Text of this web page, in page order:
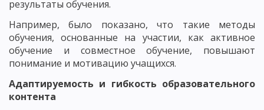
результаты обучения.
Например, было показано, что такие методы
обучения, основанные на участии, как активное
обучение и совместное обучение, повышают
понимание и мотивацию учащихся.
Адаптируемость и гибкость образовательного
контента